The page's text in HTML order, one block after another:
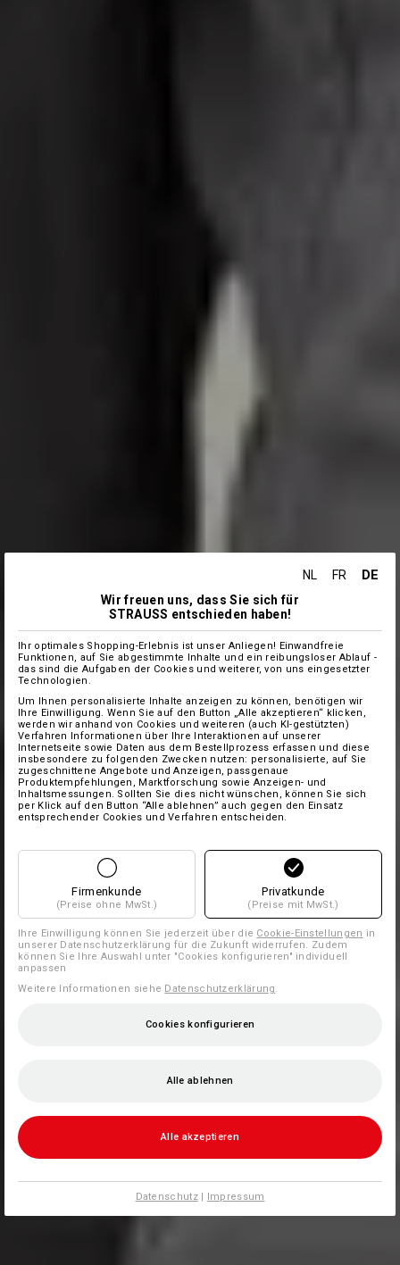
NL FR DE
Wir freuen uns, dass Sie sich für
STRAUSS entschieden haben!
Ihr optimales Shopping-Erlebnis ist unser Anliegen! Einwandfreie
Funktionen, auf Sie abgestimmte Inhalte und ein reibungsloser Ablauf -
das sind die Aufgaben der Cookies und weiterer, von uns eingesetzter
Technologien.
Um Ihnen personalisierte Inhalte anzeigen zu können, benötigen wir
Ihre Einwilligung. Wenn Sie auf den Button „Alle akzeptieren“ klicken,
werden wir anhand von Cookies und weiteren (auch KI-gestützten)
Verfahren Informationen über Ihre Interaktionen auf unserer
Internetseite sowie Daten aus dem Bestellprozess erfassen und diese
insbesondere zu folgenden Zwecken nutzen: personalisierte, auf Sie
zugeschnittene Angebote und Anzeigen, passgenaue
Produktempfehlungen, Marktforschung sowie Anzeigen- und
Inhaltsmessungen. Sollten Sie dies nicht wünschen, können Sie sich
per Klick auf den Button “Alle ablehnen” auch gegen den Einsatz
entsprechender Cookies und Verfahren entscheiden.
Firmenkunde
(Preise ohne MwSt.)
Privatkunde
(Preise mit MwSt.)
Ihre Einwilligung können Sie jederzeit über die Cookie-Einstellungen in
unserer Datenschutzerklärung für die Zukunft widerrufen. Zudem
können Sie Ihre Auswahl unter "Cookies konfigurieren" individuell
anpassen
Weitere Informationen siehe Datenschutzerklärung.
Cookies konfigurieren
Alle ablehnen
Alle akzeptieren
Datenschutz| Impressum